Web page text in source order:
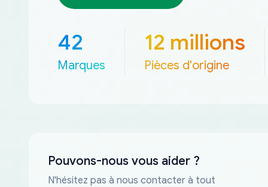
42
Marques
12 millions
Pièces d'origine
Pouvons-nous vous aider ?
N'hésitez pas à nous contacter à tout